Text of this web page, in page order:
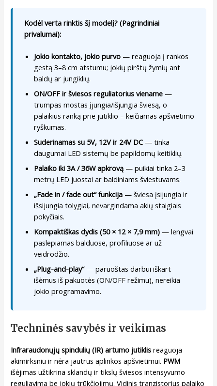
Kodėl verta rinktis šį modelį? (Pagrindiniai
privalumai):
Jokio kontakto, jokio purvo — reaguoja į rankos
gestą 3–8 cm atstumu; jokių pirštų žymių ant
baldų ar jungiklių.
ON/OFF ir šviesos reguliatorius viename —
trumpas mostas įjungia/išjungia šviesą, o
palaikius ranką prie jutiklio – keičiamas apšvietimo
ryškumas.
Suderinamas su 5V, 12V ir 24V DC— tinka
daugumai LED sistemų be papildomų keitiklių.
Palaiko iki 3A / 36W apkrovą — puikiai tinka 2–3
metrų LED juostai ar baldiniams šviestuvams.
„Fade in / fade out“ funkcija — šviesa įsijungia ir
išsijungia tolygiai, nevargindama akių staigiais
pokyčiais.
Kompaktiškas dydis (50 × 12 × 7,9 mm) — lengvai
paslepiamas balduose, profiliuose ar už
veidrodžio.
„Plug-and-play“— paruoštas darbui iškart
išėmus iš pakuotės (ON/OFF režimu), nereikia
jokio programavimo.
Techninės savybės ir veikimas
Infraraudonųjų spindulių (IR) artumo jutiklis reaguoja
akimirksniu ir nėra jautrus aplinkos apšvietimui. PWM
išėjimas užtikrina sklandų ir tikslų šviesos intensyvumo
reguliavimą be jokių trūkčiojimų. Vidinis tranzistorius palaiko